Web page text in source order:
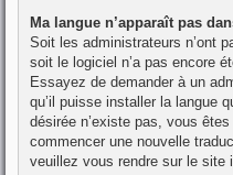
Ma langue n’apparaît pas
Soit les administrateurs n’ont
soit le logiciel n’a pas encore
Essayez de demander à un
qu’il puisse installer la langue
désirée n’existe pas, vous
commencer une nouvelle
veuillez vous rendre sur le site